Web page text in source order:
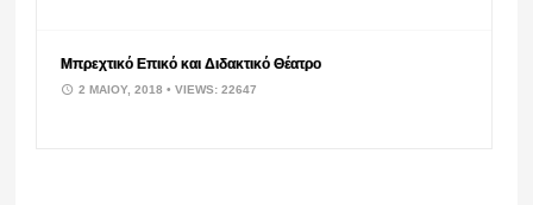
Μπρεχτικό Επικό και Διδακτικό Θέατρο
2 ΜΑΪ́ΟΥ, 2018• VIEWS: 22647